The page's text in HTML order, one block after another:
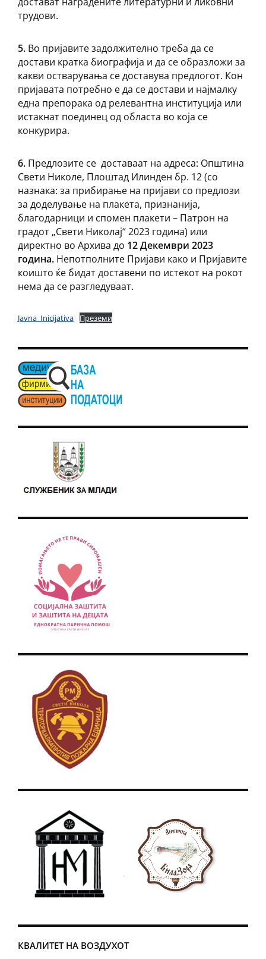
трудови.
5. Во пријавите задолжително треба да се
достави кратка биографија и да се образложи за
какви остварувања се доставува предлогот. Кон
пријавата потребно е да се достави и најмалку
една препорака од релевантна институција или
истакнат поединец од областа во која се
конкурира.
6. Предлозите се доставаат на адреса: Општина
Свети Николе, Плоштад Илинден бр. 12 (со
назнака: за прибирање на пријави со предлози
за доделување на плакета, признанија,
благодарници и спомен плакети – Патрон на
градот „Свети Николај“ 2023 година) или
директно во Архива до 12 Декември 2023
година. Непотполните Пријави како и Пријавите
коишто ќе бидат доставени по истекот на рокот
нема да се разгледуваат.
Javna_Inicijativa Преземи
КВАЛИТЕТ НА ВОЗДУХОТ